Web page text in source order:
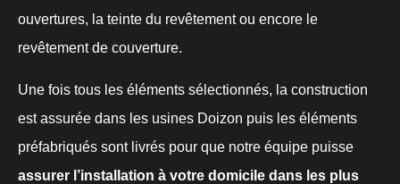
ouvertures, la teinte du revêtement ou encore le
revêtement de couverture.
Une fois tous les éléments sélectionnés, la construction
est assurée dans les usines Doizon puis les éléments
préfabriqués sont livrés pour que notre équipe puisse
assurer l’installation à votre domicile dans les plus